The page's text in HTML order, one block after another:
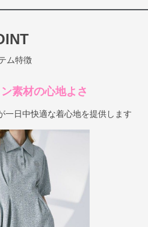
ム特徴
素材の心地よさ
一日中快適な着心地を提供します